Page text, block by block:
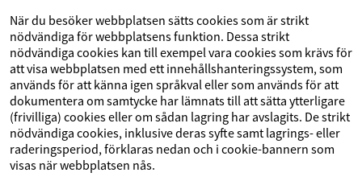
När du besöker webbplatsen sätts cookies som är strikt
nödvändiga för webbplatsens funktion. Dessa strikt
nödvändiga cookies kan till exempel vara cookies som krävs för
att visa webbplatsen med ett innehållshanteringssystem, som
används för att känna igen språkval eller som används för att
dokumentera om samtycke har lämnats till att sätta ytterligare
(frivilliga) cookies eller om sådan lagring har avslagits. De strikt
nödvändiga cookies, inklusive deras syfte samt lagrings- eller
raderingsperiod, förklaras nedan och i cookie-bannern som
visas när webbplatsen nås.